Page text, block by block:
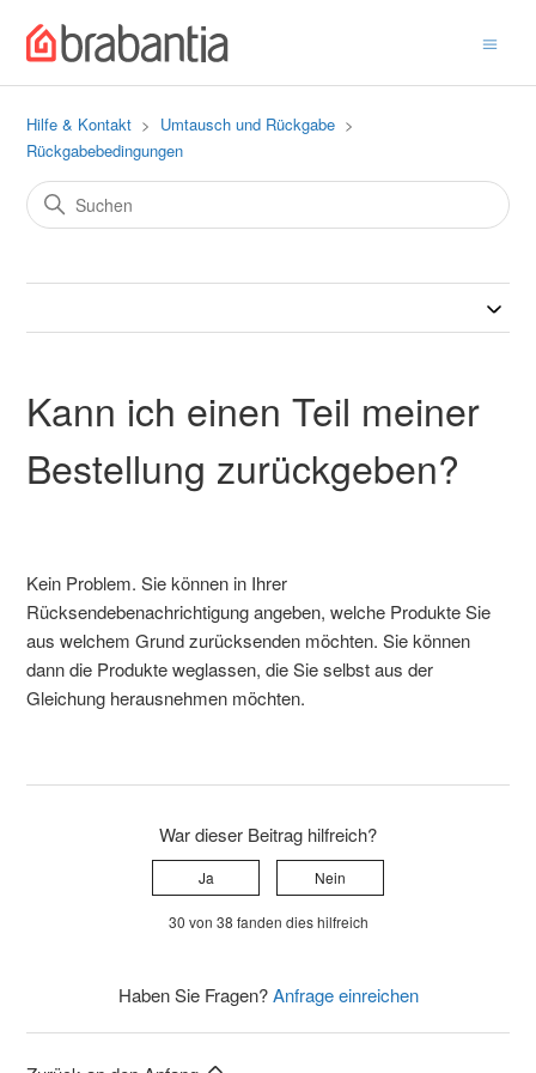
Hilfe & Kontakt
Umtausch und Rückgabe
Rückgabebedingungen
Kann ich einen Teil meiner
Bestellung zurückgeben?
Kein Problem. Sie können in Ihrer
Rücksendebenachrichtigung angeben, welche Produkte Sie
aus welchem Grund zurücksenden möchten. Sie können
dann die Produkte weglassen, die Sie selbst aus der
Gleichung herausnehmen möchten.
War dieser Beitrag hilfreich?
Ja Nein
30 von 38 fanden dies hilfreich
Haben Sie Fragen?Anfrage einreichen